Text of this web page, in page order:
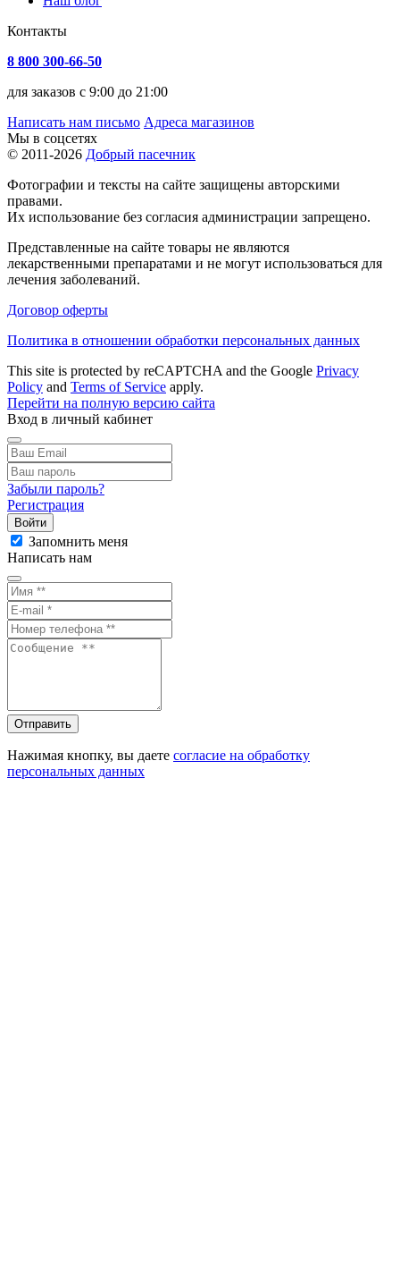
Контакты
8 800 300-66-50
для заказов с 9:00 до 21:00
Написать нам письмо Адреса магазинов
Мы в соцсетях
© 2011-2026 Добрый пасечник
Фотографии и тексты на сайте защищены авторскими
правами.
Их использование без согласия администрации запрещено.
Представленные на сайте товары не являются
лекарственными препаратами и не могут использоваться для
лечения заболеваний.
Договор оферты
Политика в отношении обработки персональных данных
This site is protected by reCAPTCHA and the Google Privacy
Policy and Terms of Service apply.
Перейти на полную версию сайта
Вход в личный кабинет
Забыли пароль?
Регистрация
Войти
Запомнить меня
Написать нам
Отправить
Нажимая кнопку, вы даете согласие на обработку
персональных данных